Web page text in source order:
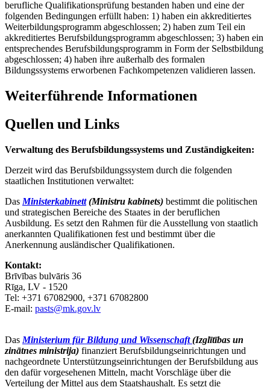
berufliche Qualifikationsprüfung bestanden haben und eine der
folgenden Bedingungen erfüllt haben: 1) haben ein akkreditiertes
Weiterbildungsprogramm abgeschlossen; 2) haben zum Teil ein
akkreditiertes Berufsbildungsprogramm abgeschlossen; 3) haben ein
entsprechendes Berufsbildungsprogramm in Form der Selbstbildung
abgeschlossen; 4) haben ihre außerhalb des formalen
Bildungssystems erworbenen Fachkompetenzen validieren lassen.
Weiterführende Informationen
Quellen und Links
Verwaltung des Berufsbildungssystems und Zuständigkeiten:
Derzeit wird das Berufsbildungssystem durch die folgenden
staatlichen Institutionen verwaltet:
Das Ministerkabinett(Ministru kabinets) bestimmt die politischen
und strategischen Bereiche des Staates in der beruflichen
Ausbildung. Es setzt den Rahmen für die Ausstellung von staatlich
anerkannten Qualifikationen fest und bestimmt über die
Anerkennung ausländischer Qualifikationen.
Kontakt:
Brīvības bulvāris 36
Rīga, LV - 1520
Tel: +371 67082900, +371 67082800
E-mail: pasts@mk.gov.lv
Das Ministerium für Bildung und Wissenschaft(Izglītības un
zinātnes ministrija) finanziert Berufsbildungseinrichtungen und
nachgeordnete Unterstützungseinrichtungen der Berufsbildung aus
den dafür vorgesehenen Mitteln, macht Vorschläge über die
Verteilung der Mittel aus dem Staatshaushalt. Es setzt die